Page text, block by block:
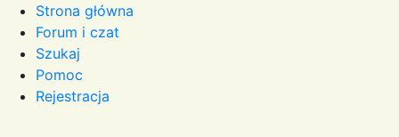
Strona główna
Forum i czat
Szukaj
Pomoc
Rejestracja